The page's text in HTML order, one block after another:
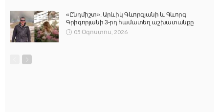
«Ընդմիշտ». Արևիկ Գևորգյանի և Գևորգ
Գրիգորյանի 3-րդ համատեղ աշխատանքը
05 Օգոստոս, 2026